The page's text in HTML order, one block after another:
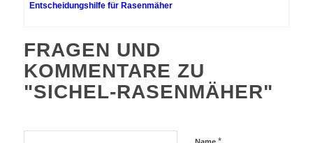
Entscheidungshilfe für Rasenmäher
FRAGEN UND
KOMMENTARE ZU
"SICHEL-RASENMÄHER"